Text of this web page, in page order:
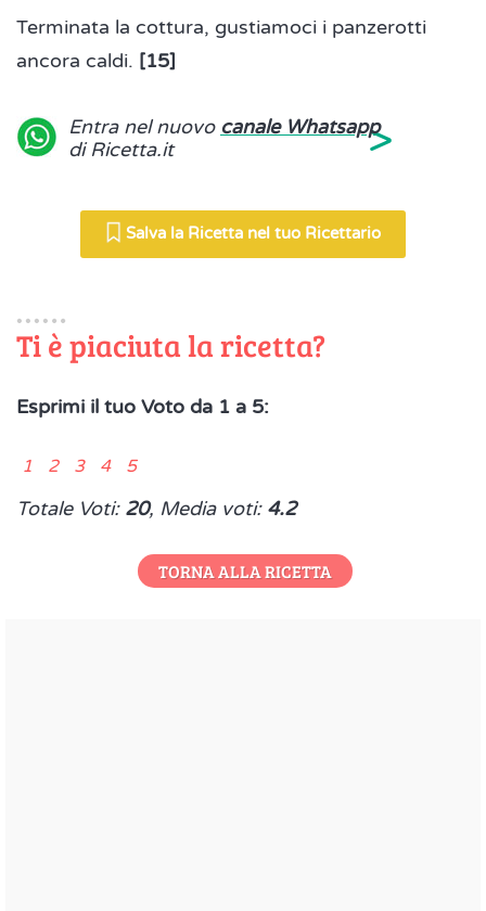
Terminata la cottura, gustiamoci i panzerotti
ancora caldi. [15]
Entra nel nuovo canale Whatsapp
di Ricetta.it
>
Salva la Ricetta nel tuo Ricettario
Ti è piaciuta la ricetta?
Esprimi il tuo Voto da 1 a 5:
1 2 3 4 5
Totale Voti: 20, Media voti: 4.2
TORNA ALLA RICETTA